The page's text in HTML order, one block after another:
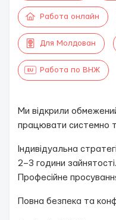
Работа онлайн
Для Молдован
Работа по ВНЖ
Ми відкрили
працювати системно
Індивідуальна
2–3 години зайнятості.
Професійне
Повна безпека та